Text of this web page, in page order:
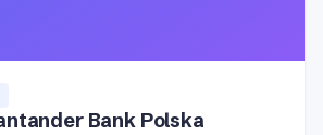
Bank Polska